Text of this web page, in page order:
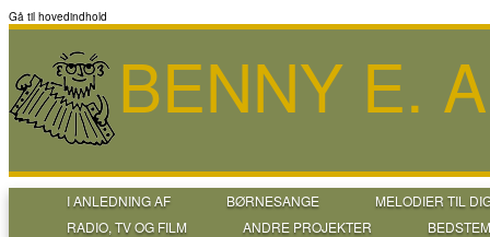
Gå til hovedindhold
BENNY E.
I ANLEDNING AF BØRNESANGE
MELODIER TIL
RADIO, TV OG FILM
ANDRE PROJEKTER